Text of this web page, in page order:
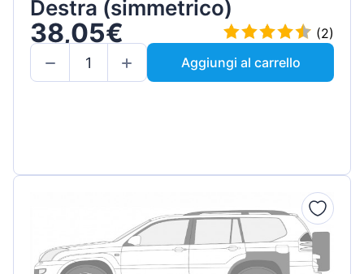
Destra (simmetrico)
38,05€
(2)
Aggiungi al carrello